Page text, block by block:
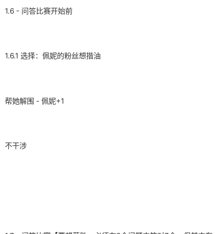
1.6 - 问答比赛开始前
1.6.1 选择：佩妮的粉丝想揩油
帮她解围 - 佩妮+1
不干涉